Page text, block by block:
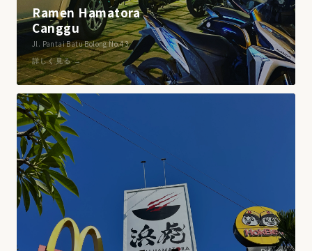
Ramen Hamatora
Canggu
Jl. Pantai Batu Bolong No.43
詳しく見る →